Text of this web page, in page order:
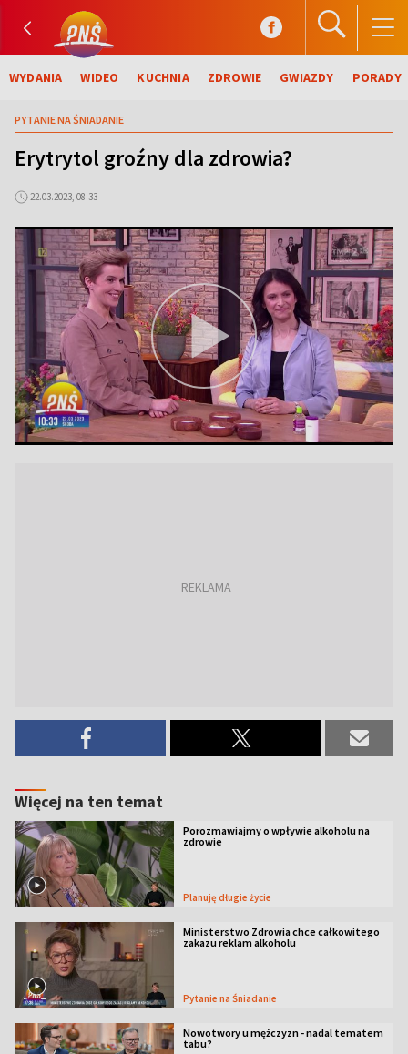
WYDANIA WIDEO KUCHNIA ZDROWIE GWIAZDY PORADY
PYTANIE NA ŚNIADANIE
Erytrytol groźny dla zdrowia?
22.03.2023, 08:33
Więcej na ten temat
Porozmawiajmy o wpływie alkoholu na
zdrowie
Planuję długie życie
Ministerstwo Zdrowia chce całkowitego
zakazu reklam alkoholu
Pytanie na Śniadanie
Nowotwory u mężczyzn - nadal tematem
tabu?